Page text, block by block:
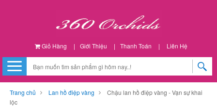
Giỏ Hàng | Giới Thiệu | Thanh Toán | Liên Hệ
Trang chủ Lan hồ điệp vàng
Chậu lan hồ điệp vàng - Vạn sự khai
lộc